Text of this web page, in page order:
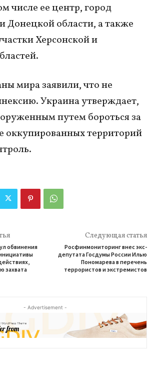
числе ее центр, город
Донецкой области, а также
Херсонской и
мира заявили, что не
Украина утверждает,
путем бороться за
оккупированных территорий
обвинения
захвата
Следующая статья
Росфинмониторинг внес экс-
депутата Госдумы России Илью
Пономарева в перечень
террористов и экстремистов
- Advertisement -